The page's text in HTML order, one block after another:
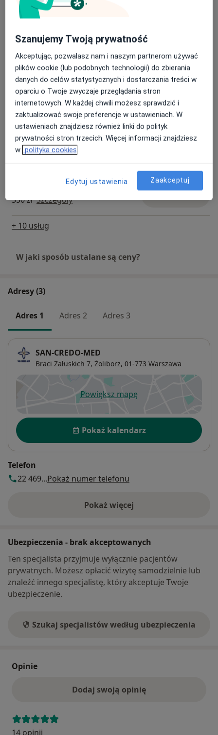
Badanie drożności jajowodów -
Sono HSG
Monitoring owulacji -pierwsza
wizyta w cyklu
100 zł Szczegóły
Umów wizytę
USG ciąży 11-13 tydz.
400 zł - 560 zł Szczegóły Umów wizytę
USG ciąży 18-22 tyg.
400 zł Szczegóły
USG ciąży 23-27 tydz.
350 zł Szczegóły
+ 10 usług
W jaki sposób ustalane są ceny?
Adresy (3)
Adres 1 Adres 2 Adres 3
SAN-CREDO-MED
Braci Załuskich 7, Żoliborz, 01-773 Warszawa
Powiększ mapęotwiera się w nowej karcie
Dostępność
Pokaż kalendarz
Telefon
22 469...Pokaż numer telefonu
Pokaż więcej
o adresie
Ubezpieczenia - brak akceptowanych
Ten specjalista przyjmuje wyłącznie pacjentów
prywatnych. Możesz opłacić wizytę samodzielnie lub
znaleźć innego specjalistę, który akceptuje Twoje
ubezpieczenie.
Szukaj specjalistów według ubezpieczenia
Opinie
Dodaj swoją opinię
14 opinii
Szanujemy Twoją prywatność
Akceptując, pozwalasz nam i naszym partnerom używać
plików cookie (lub podobnych technologii) do zbierania
danych do celów statystycznych i dostarczania treści w
oparciu o Twoje zwyczaje przeglądania stron
internetowych. W każdej chwili możesz sprawdzić i
zaktualizować swoje preferencje w ustawieniach. W
ustawieniach znajdziesz również linki do polityk
prywatności stron trzecich. Więcej informacji znajdziesz
w polityka cookies
Edytuj ustawienia Zaakceptuj